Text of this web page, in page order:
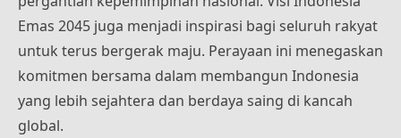
Emas 2045 juga menjadi inspirasi bagi seluruh rakyat
untuk terus bergerak maju. Perayaan ini menegaskan
komitmen bersama dalam membangun Indonesia
yang lebih sejahtera dan berdaya saing di kancah
global.